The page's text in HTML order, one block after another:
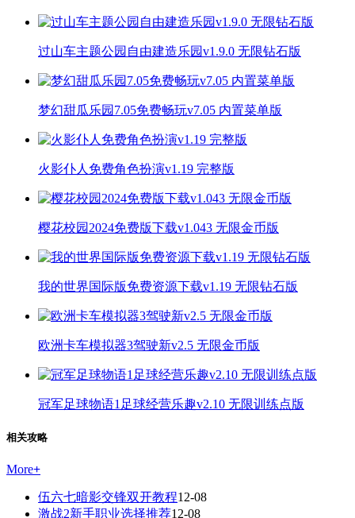
过山车主题公园自由建造乐园v1.9.0 无限钻石版
梦幻甜瓜乐园7.05免费畅玩v7.05 内置菜单版
火影仆人免费角色扮演v1.19 完整版
樱花校园2024免费版下载v1.043 无限金币版
我的世界国际版免费资源下载v1.19 无限钻石版
欧洲卡车模拟器3驾驶新v2.5 无限金币版
冠军足球物语1足球经营乐趣v2.10 无限训练点版
相关攻略
More+
伍六七暗影交锋双开教程12-08
激战2新手职业选择推荐12-08